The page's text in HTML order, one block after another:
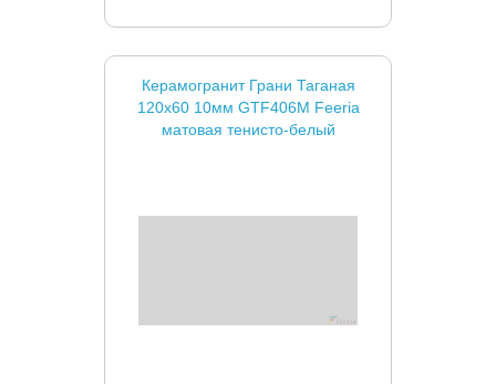
Керамогранит Грани Таганая
120x60 10мм GTF406М Feeria
матовая тенисто-белый